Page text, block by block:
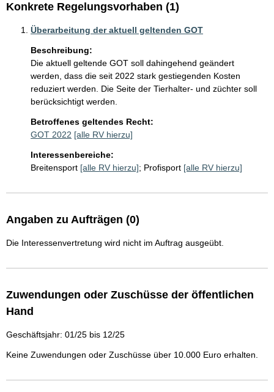
Konkrete Regelungsvorhaben (1)
Überarbeitung der aktuell geltenden GOT
Beschreibung:
Die aktuell geltende GOT soll dahingehend geändert
werden, dass die seit 2022 stark gestiegenden Kosten
reduziert werden. Die Seite der Tierhalter- und züchter soll
berücksichtigt werden.
Betroffenes geltendes Recht:
GOT 2022 [alle RV hierzu]
Interessenbereiche:
Breitensport [alle RV hierzu]; Profisport [alle RV hierzu]
Angaben zu Aufträgen (0)
Die Interessenvertretung wird nicht im Auftrag ausgeübt.
Zuwendungen oder Zuschüsse der öffentlichen
Hand
Geschäftsjahr: 01/25 bis 12/25
Keine Zuwendungen oder Zuschüsse über 10.000 Euro erhalten.